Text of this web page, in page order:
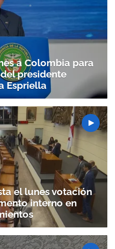
a Colombia para
presidente
Espriella
el lunes votación
interno en